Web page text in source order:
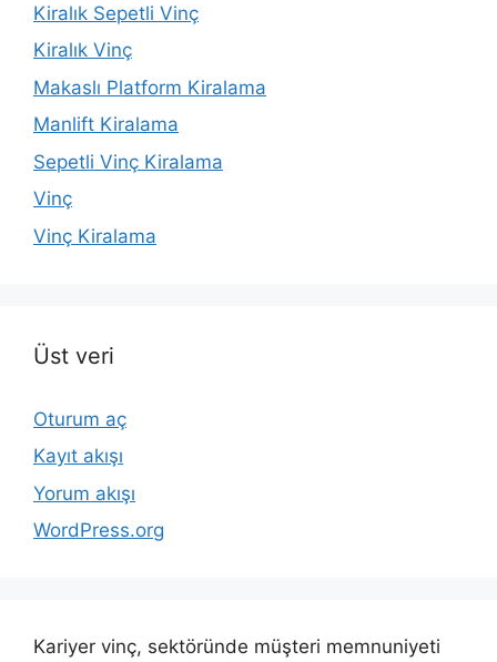
Kiralık Sepetli Vinç
Kiralık Vinç
Makaslı Platform Kiralama
Manlift Kiralama
Sepetli Vinç Kiralama
Vinç
Vinç Kiralama
Üst veri
Oturum aç
Kayıt akışı
Yorum akışı
WordPress.org
Kariyer vinç, sektöründe müşteri memnuniyeti